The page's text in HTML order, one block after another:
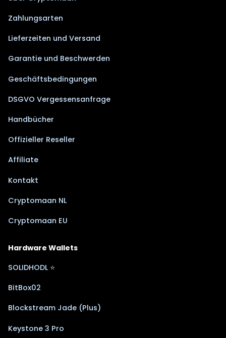
Zahlungsarten
Lieferzeiten und Versand
Garantie und Beschwerden
Geschäftsbedingungen
DSGVO Vergessensanfrage
Handbücher
Offizieller Reseller
Affiliate
Kontakt
Cryptomaan NL
Cryptomaan EU
Hardware Wallets
SOLIDHODL ⭐
BitBox02
Blockstream Jade (Plus)
Keystone 3 Pro